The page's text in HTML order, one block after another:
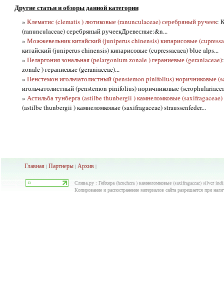
Другие статьи и обзоры данной категории
» Клематис (clematis ) лютиковые (ranunculaceae) серебряный ручеек:
(ranunculaceae) серебряный ручеекДревесные:&n...
» Можжевельник китайский (juniperus chinensis) кипарисовые
китайский (juniperus chinensis) кипарисовые (cupressacaea) blue alps...
» Пеларгония зональная (pelargonium zonale ) гераниевые (geraniaceae)
zonale ) гераниевые (geraniaceae)...
» Пенстемон игольчатолистный (penstemon pinifolius) норичниковые
игольчатолистный (penstemon pinifolius) норичниковые
» Астильба тунберга (astilbe thunbergii ) камнеломковые (saxifragaceae)
(astilbe thunbergii ) камнеломковые (saxifragaceae) straussenfeder...
Главная| Партнеры| Архив|
Слива.ру : Гейхера (heuchera ) камнеломковые (saxifragaceae) silver
Копирование и распостранение материалов сайта разрешается при